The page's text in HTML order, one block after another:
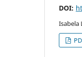
DOI:
Isabela